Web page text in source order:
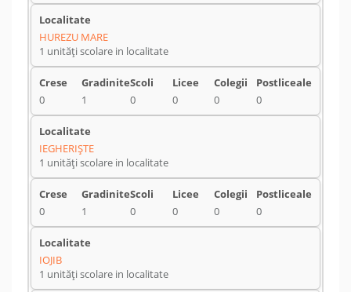
HUREZU MARE
1 unități scolare in localitate
0 1 0 0 0 0
IEGHERIŞTE
1 unități scolare in localitate
0 1 0 0 0 0
IOJIB
1 unități scolare in localitate